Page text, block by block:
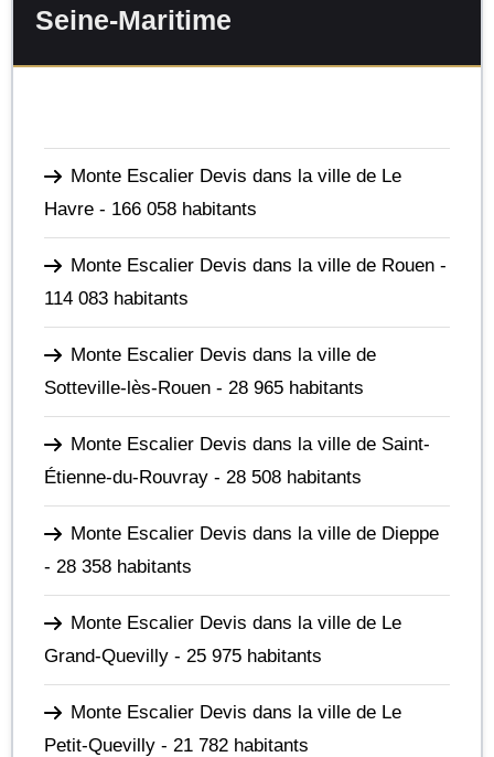
Seine-Maritime
Monte Escalier Devis dans la ville de Le
Havre - 166 058 habitants
Monte Escalier Devis dans la ville de Rouen -
114 083 habitants
Monte Escalier Devis dans la ville de
Sotteville-lès-Rouen - 28 965 habitants
Monte Escalier Devis dans la ville de Saint-
Étienne-du-Rouvray - 28 508 habitants
Monte Escalier Devis dans la ville de Dieppe
- 28 358 habitants
Monte Escalier Devis dans la ville de Le
Grand-Quevilly - 25 975 habitants
Monte Escalier Devis dans la ville de Le
Petit-Quevilly - 21 782 habitants